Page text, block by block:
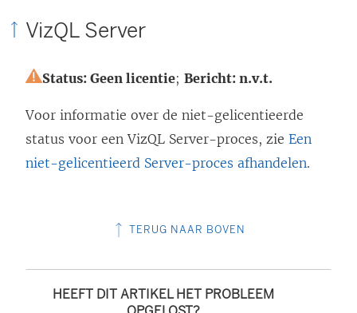
VizQL Server
Status: Geen licentie; Bericht: n.v.t.
Voor informatie over de niet-gelicentieerde
status voor een VizQL Server-proces, zie Een
niet-gelicentieerd Server-proces afhandelen.
TERUG NAAR BOVEN
HEEFT DIT ARTIKEL HET PROBLEEM